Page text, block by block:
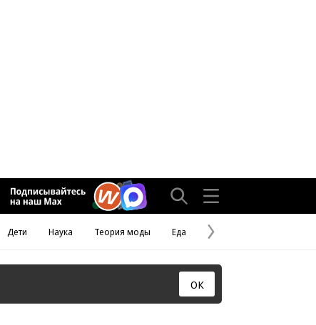
Дети Наука Теория моды Еда
Следующая
страница
ОК